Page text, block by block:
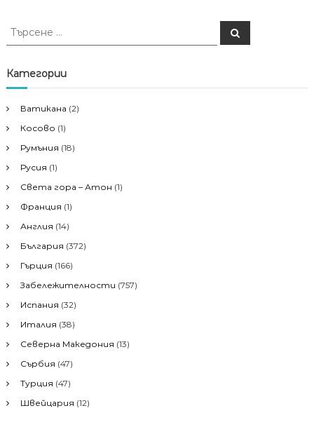
Т
с
е
е
з
а
Т
ъ
е
Категории
Ватикана (2)
Косово (1)
Румъния (18)
Русия (1)
Света гора – Атон (1)
Франция (1)
Англия (14)
България (372)
Гърция (166)
Забележителности (757)
Испания (32)
Италия (38)
Северна Македония (13)
Сърбия (47)
Турция (47)
Швейцария (12)